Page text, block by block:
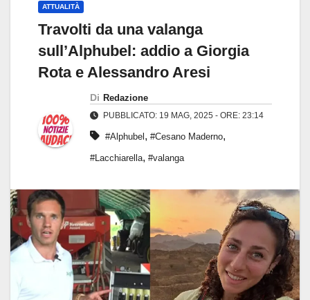
ATTUALITÀ
Travolti da una valanga
sull’Alphubel: addio a Giorgia
Rota e Alessandro Aresi
Di Redazione
PUBBLICATO: 19 MAG, 2025 - ORE: 23:14
#Alphubel , #Cesano Maderno,
#Lacchiarella, #valanga